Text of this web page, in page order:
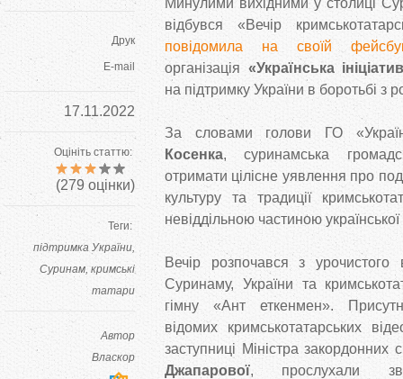
Друк
E-mail
17.11.2022
Оцініть статтю:
(279 оцінки)
Теги:
підтримка України
Суринам кримські
татари
Автор
Власкор
Минулими вихідними у столиці
відбувся «Вечір
повідомила на своїй фейсбук-
організація «Українська
на підтримку України в боротьбі з
За словами голови ГО
Косенка, суринамська
отримати цілісне уявлення про
культуру та традиції
невіддільною частиною української
Вечір розпочався з урочистого
Суринаму, України та
гімну «Ант еткенмен».
відомих кримськотатарських
заступниці Міністра закордонних
Джапарової, прослухали